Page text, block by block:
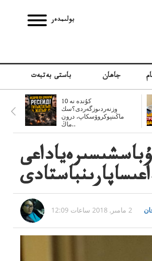
بولىمدەر
باستى بەتبەت جاھان
10 كۇندە نە
وزنەردىوزگەردى؟سك
ماڭىنپوكروۆسكاپ، درون
ماڭ..
2 مامىر, 2018 ساعات 12:09